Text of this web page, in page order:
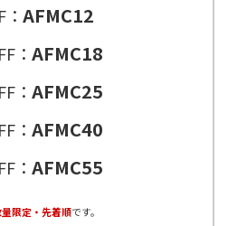
AFMC12
： AFMC18
： AFMC25
： AFMC40
： AFMC55
限定・先着順です。